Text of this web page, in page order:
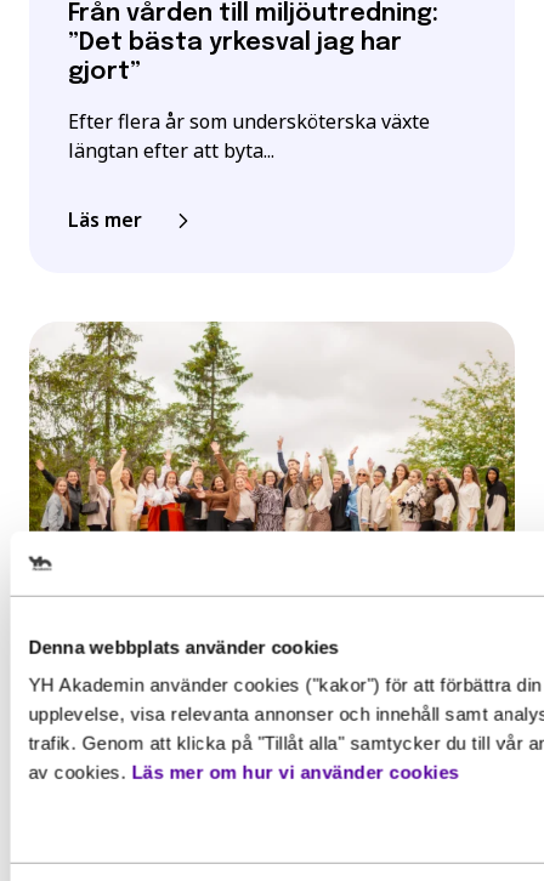
Denna webbplats använder cookies
YH Akademin använder cookies ("kakor") för att förbättra din
upplevelse, visa relevanta annonser och innehåll samt
trafik. Genom att klicka på "Tillåt alla" samtycker du till vår
av cookies. Läs mer om hur vi använder cookies
Från vården till miljöutredning:
”Det bästa yrkesval jag har
gjort”
Efter flera år som undersköterska växte
längtan efter att byta...
Läs mer
Inspiration, Nyhet
Examen i gruvmiljö för
Affärsutvecklare besöksnäring
Efter två års studier var det äntligen dags
Läs mer
Välj det startdatum som passar
Gör en intresseanmälan för att
mer information om den här
utbildningen
Förnamn*